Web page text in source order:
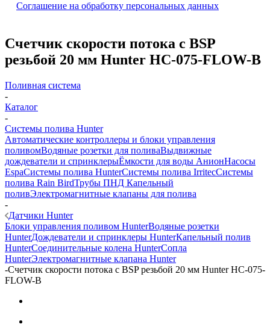
Соглашение на обработку персональных данных
Счетчик скорости потока с BSP
резьбой 20 мм Hunter HC-075-FLOW-B
Поливная система
-
Каталог
-
Системы полива Hunter
Автоматические контроллеры и блоки управления
поливомВодяные розетки для поливаВыдвижные
дождеватели и спринклерыЁмкости для воды АнионНасосы
EspaСистемы полива HunterСистемы полива IrritecСистемы
полива Rain BirdТрубы ПНД Капельный
поливЭлектромагнитные клапаны для полива
-
Датчики Hunter
Блоки управления поливом HunterВодяные розетки
HunterДождеватели и спринклеры HunterКапельный полив
HunterСоединительные колена HunterСопла
HunterЭлектромагнитные клапана Hunter
-Счетчик скорости потока с BSP резьбой 20 мм Hunter HC-075-
FLOW-B